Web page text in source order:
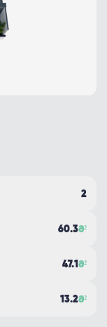
2
60.3Მ²
47.1Მ²
13.2Მ²